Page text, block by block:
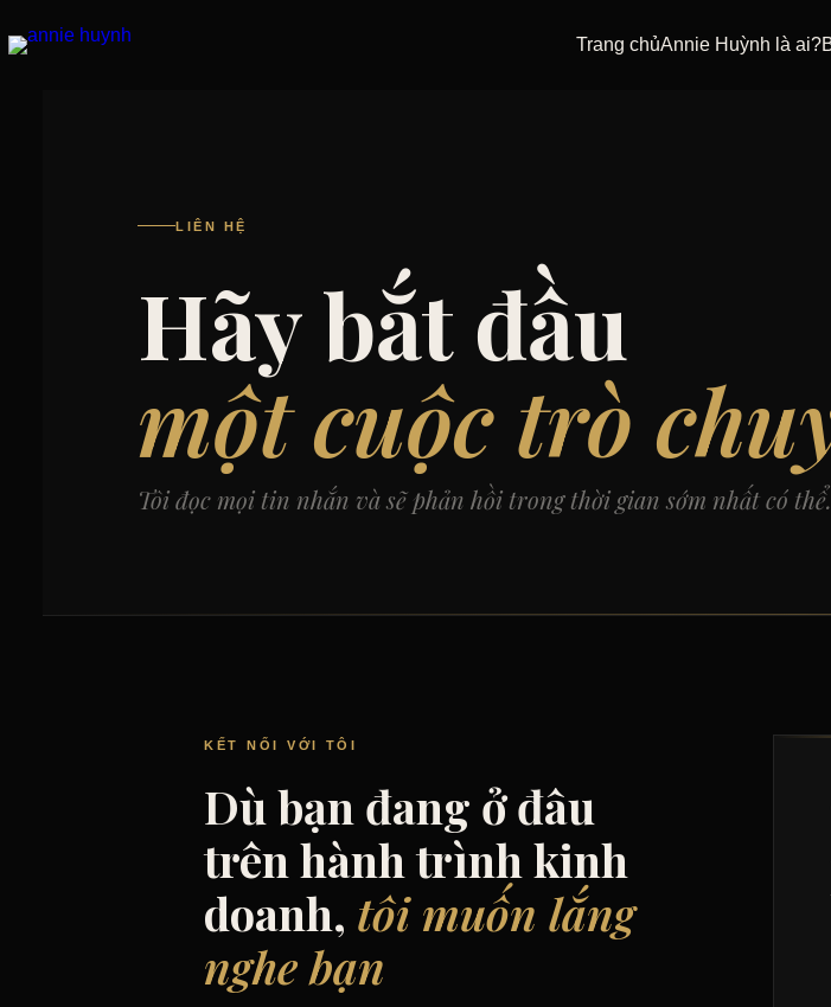
to
Trang chủAnnie Huỳnh là ai?
LIÊN HỆ
Hãy bắt đầu
một cuộc trò
Tôi đọc mọi tin nhắn và sẽ phản hồi trong thời gian sớm nhất có thể.
KẾT NỐI VỚI TÔI
Dù bạn đang ở đâu
trên hành trình kinh
doanh, tôi muốn lắng
nghe bạn